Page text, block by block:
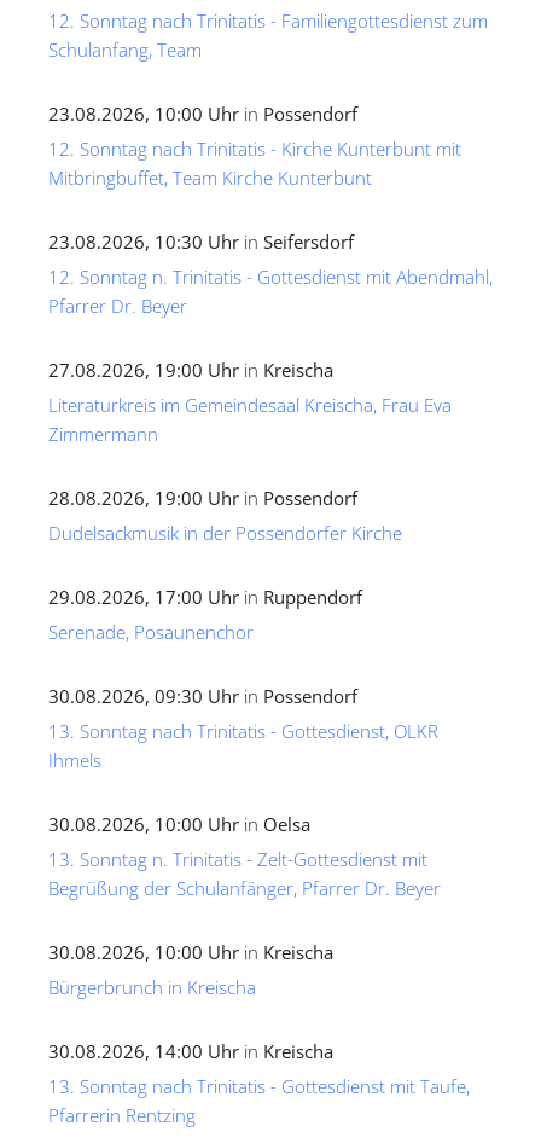
12. Sonntag nach Trinitatis - Familiengottesdienst zum
Schulanfang, Team
23.08.2026, 10:00 Uhr in Possendorf
12. Sonntag nach Trinitatis - Kirche Kunterbunt mit
Mitbringbuffet, Team Kirche Kunterbunt
23.08.2026, 10:30 Uhr in Seifersdorf
12. Sonntag n. Trinitatis - Gottesdienst mit Abendmahl,
Pfarrer Dr. Beyer
27.08.2026, 19:00 Uhr in Kreischa
Literaturkreis im Gemeindesaal Kreischa, Frau Eva
Zimmermann
28.08.2026, 19:00 Uhr in Possendorf
Dudelsackmusik in der Possendorfer Kirche
29.08.2026, 17:00 Uhr in Ruppendorf
Serenade, Posaunenchor
30.08.2026, 09:30 Uhr in Possendorf
13. Sonntag nach Trinitatis - Gottesdienst, OLKR
Ihmels
30.08.2026, 10:00 Uhr in Oelsa
13. Sonntag n. Trinitatis - Zelt-Gottesdienst mit
Begrüßung der Schulanfänger, Pfarrer Dr. Beyer
30.08.2026, 10:00 Uhr in Kreischa
Bürgerbrunch in Kreischa
30.08.2026, 14:00 Uhr in Kreischa
13. Sonntag nach Trinitatis - Gottesdienst mit Taufe,
Pfarrerin Rentzing